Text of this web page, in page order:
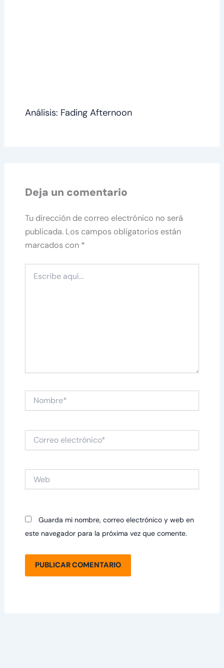
Análisis: Fading Afternoon
Deja un comentario
Tu dirección de correo electrónico no será
publicada. Los campos obligatorios están
marcados con *
aquí...
Nombre*
Correo
electrónico*
Guarda mi nombre, correo electrónico y web en
este navegador para la próxima vez que comente.